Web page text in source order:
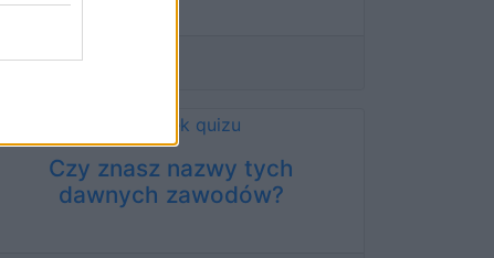
56 lat temu
Czy znasz nazwy tych
dawnych zawodów?